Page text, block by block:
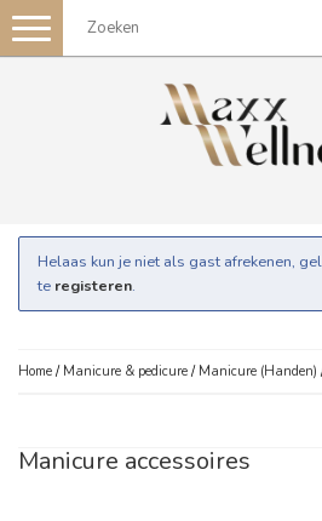
Toggle
navigation
Helaas kun je niet als gast afrekenen,
te registeren.
Home / Manicure & pedicure / Manicure (Handen)
Manicure accessoires